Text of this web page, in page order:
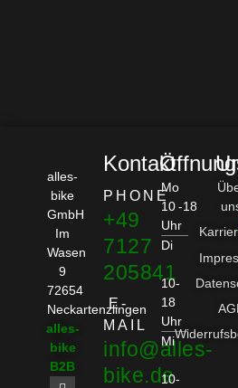
alles-
bike
GmbH
Im
Wasen
9
72654
Neckartenzlingen
alles-
bike
B2B
Kontakt
PHONE
+49
7127
205841
E-
MAIL
info@alles-
bike.de
Mo
10 -18
Uhr
Di
10-
18
Uhr
Mi
10-